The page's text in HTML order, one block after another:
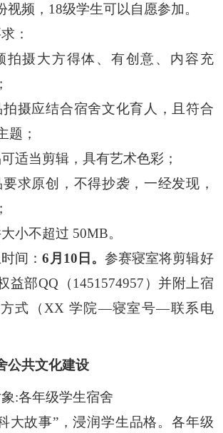
视频，18级学生可以自愿参加。
：
拍摄大方得体、有创意、内容充
拍摄应结合宿舍文化育人，且符合
题；
适当剪辑，具有艺术色彩；
要求原创，不得抄袭，一经发现，
小不超过 50MB。
时间：6月10 日 。 参赛寝室将剪辑好
益部QQ（1451574957） 并附上宿
式 （XX 学院—寝室号—联系电
公共文化建设
:各年级学生宿舍
大故事”，浸润学生品格。各年级